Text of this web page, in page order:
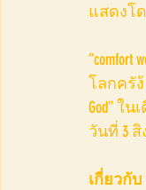
แสดงโ
โลกครั
God” ใ
วันที่ 3 สิ
เกี่ยวกับ